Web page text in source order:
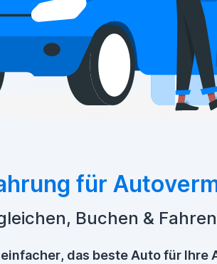
für
Buchen & Fahren
das beste Auto für Ihre